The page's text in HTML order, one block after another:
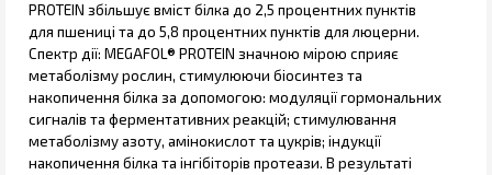
PROTEIN збільшує вміст білка до 2,5 процентних пунктів
для пшениці та до 5,8 процентних пунктів для люцерни.
Спектр дії: MEGAFOL® PROTEIN значною мірою сприяє
метаболізму рослин, стимулюючи біосинтез та
накопичення білка за допомогою: модуляції гормональних
сигналів та ферментативних реакцій; стимулювання
метаболізму азоту, амінокислот та цукрів; індукції
накопичення білка та інгібіторів протеази. В результаті